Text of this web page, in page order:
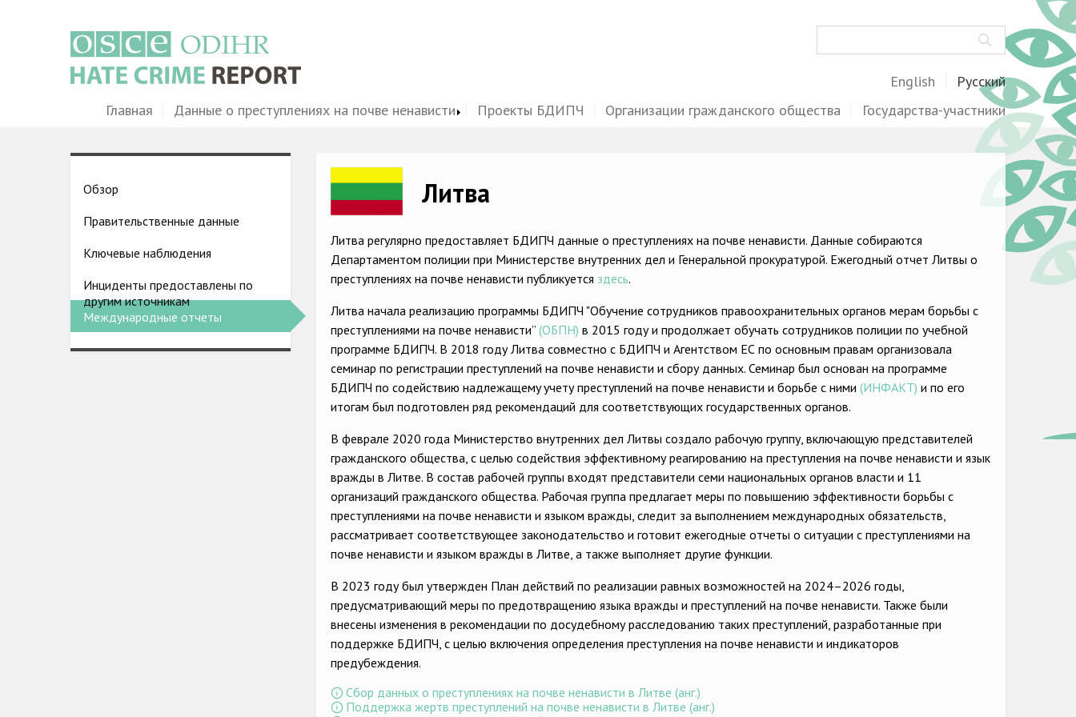
English Русский
MainГлавная Данные о преступлениях на почве ненависти Проекты БДИПЧ Организации гражданского общества Государства-участники
Country
menu
Обзор
Правительственные данные
Ключевые наблюдения
Инциденты предоставлены по
другим источникам
Международные отчеты
Литва
Литва регулярно предоставляет БДИПЧ данные о преступлениях на почве ненависти. Данные собираются
Департаментом полиции при Министерстве внутренних дел и Генеральной прокуратурой. Ежегодный отчет Литвы о
преступлениях на почве ненависти публикуется здесь.
Литва начала реализацию программы БДИПЧ "Обучение сотрудников правоохранительных органов мерам борьбы с
преступлениями на почве ненависти”(ОБПН) в 2015 году и продолжает обучать сотрудников полиции по учебной
программе БДИПЧ. В 2018 году Литва совместно с БДИПЧ и Агентством ЕС по основным правам организовала
семинар по регистрации преступлений на почве ненависти и сбору данных. Семинар был основан на программе
БДИПЧ по содействию надлежащемy учету преступлений на почве ненависти и борьбе с ними(ИНФАКТ) и по его
итогам был подготовлен ряд рекомендаций для соответствующих государственных органов.
В феврале 2020 года Министерство внутренних дел Литвы создало рабочую группу, включающую представителей
гражданского общества, с целью содействия эффективному реагированию на преступления на почве ненависти и язык
вражды в Литве. В состав рабочей группы входят представители семи национальных органов власти и 11
организаций гражданского общества. Рабочая группа предлагает меры по повышению эффективности борьбы с
преступлениями на почве ненависти и языком вражды, следит за выполнением международных обязательств,
рассматривает соответствующее законодательство и готовит ежегодные отчеты о ситуации с преступлениями на
почве ненависти и языком вражды в Литве, а также выполняет другие функции.
В 2023 году был утвержден План действий по реализации равных возможностей на 2024–2026 годы,
предусматривающий меры по предотвращению языка вражды и преступлений на почве ненависти. Также были
внесены изменения в рекомендации по досудебному расследованию таких преступлений, разработанные при
поддержке БДИПЧ, с целью включения определения преступления на почве ненависти и индикаторов
предубеждения.
Сбор данных о преступлениях на почве ненависти в Литве (анг.)
Поддержка жертв преступлений на почве ненависти в Литве (анг.)